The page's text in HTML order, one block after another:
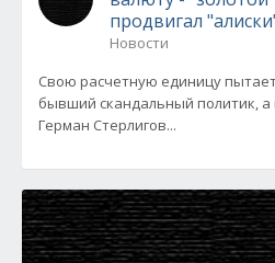
продвигал
Новости
Свою расчетную единицу
бывший скандальный политик,
Герман Стерлигов...